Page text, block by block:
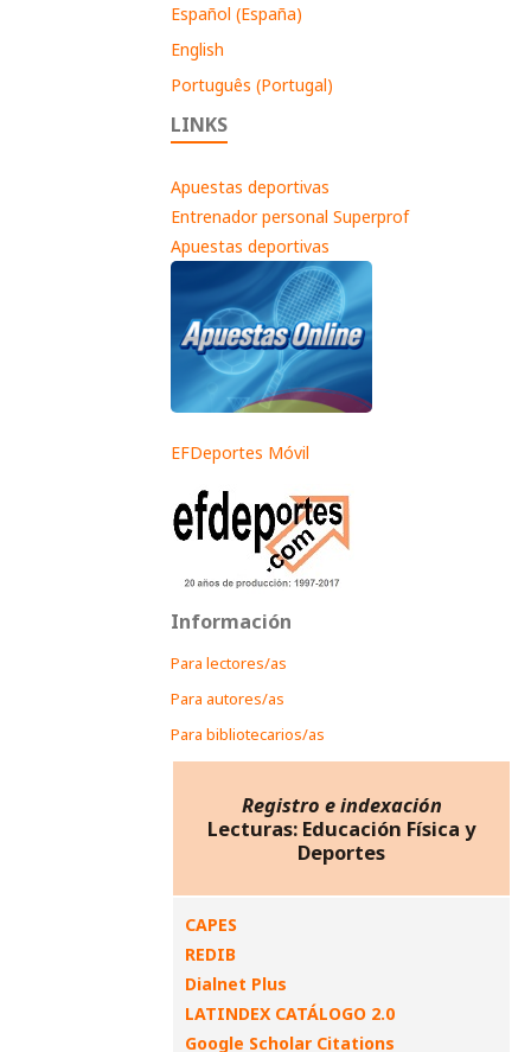
Español (España)
English
Português (Portugal)
LINKS
Apuestas deportivas
Entrenador personal Superprof
Apuestas deportivas
EFDeportes Móvil
Información
Para lectores/as
Para autores/as
Para bibliotecarios/as
Registro e indexación
Lecturas: Educación Física y
Deportes
CAPES
REDIB
Dialnet Plus
LATINDEX CATÁLOGO 2.0
Google Scholar Citations